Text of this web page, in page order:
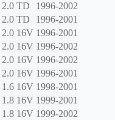
2.0 TD
1996-2002
2.0 TD
1996-2001
2.0 16V 1996-2001
2.0 16V 1996-2002
2.0 16V 1996-2002
2.0 16V 1996-2001
1.6 16V 1998-2001
1.8 16V 1999-2001
1.8 16V 1999-2002